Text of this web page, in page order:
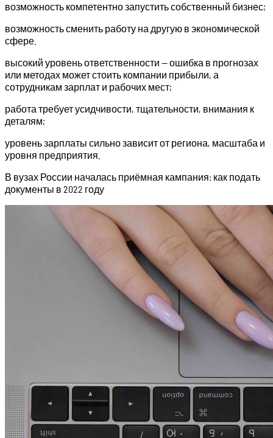
возможность компетентно запустить собственный бизнес;
возможность сменить работу на другую в экономической
сфере.
высокий уровень ответственности — ошибка в прогнозах
или методах может стоить компании прибыли, а
сотрудникам зарплат и рабочих мест;
работа требует усидчивости, тщательности, внимания к
деталям;
уровень зарплаты сильно зависит от региона, масштаба и
уровня предприятия.
В вузах России началась приёмная кампания: как подать
документы в 2022 году